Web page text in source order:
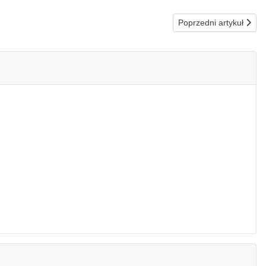
Następna strona:
Poprzedni artykuł